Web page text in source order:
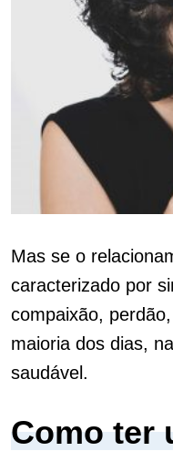
Mas se o
caracterizado por
compaixão,
maioria dos dias,
saudável.
Como ter